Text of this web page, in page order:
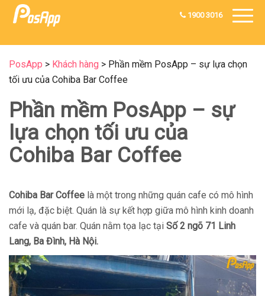
1900 3016
PosApp > Khách hàng > Phần mềm PosApp – sự lựa chọn
tối ưu của Cohiba Bar Coffee
Phần mềm PosApp – sự
lựa chọn tối ưu của
Cohiba Bar Coffee
Cohiba Bar Coffee là một trong những quán cafe có mô hình
mới lạ, đặc biệt. Quán là sự kết hợp giữa mô hình kinh doanh
cafe và quán bar. Quán nằm tọa lạc tại Số 2 ngõ 71 Linh
Lang, Ba Đình, Hà Nội.